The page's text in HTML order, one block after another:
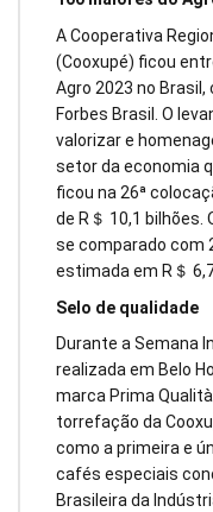
A Cooperativa
(Cooxupé) ficou
Agro 2023 no
Forbes Brasil. O
valorizar e
setor da economia
ficou na 26ª
de R＄ 10,1 bilhões.
se comparado com
estimada em R＄
Selo de qualidade
Durante a Semana
realizada em Belo
marca Prima
torrefação da
como a primeira e
cafés especiais
Brasileira da